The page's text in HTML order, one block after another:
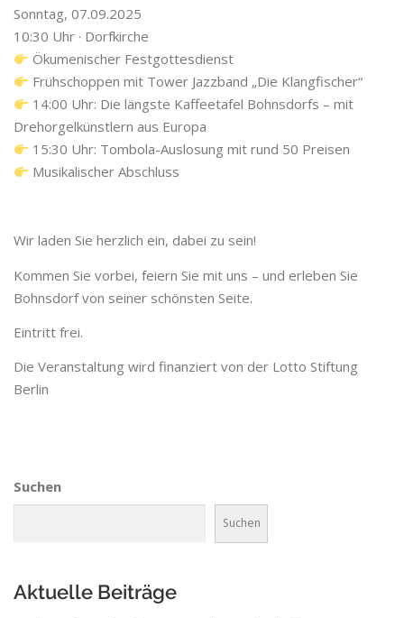
Sonntag, 07.09.2025
10:30 Uhr · Dorfkirche
Ökumenischer Festgottesdienst
Frühschoppen mit Tower Jazzband „Die Klangfischer“
14:00 Uhr: Die längste Kaffeetafel Bohnsdorfs – mit
Drehorgelkünstlern aus Europa
15:30 Uhr: Tombola-Auslosung mit rund 50 Preisen
Musikalischer Abschluss
Wir laden Sie herzlich ein, dabei zu sein!
Kommen Sie vorbei, feiern Sie mit uns – und erleben Sie
Bohnsdorf von seiner schönsten Seite.
Eintritt frei.
Die Veranstaltung wird finanziert von der Lotto Stiftung
Berlin
Suchen
Suchen
Aktuelle Beiträge